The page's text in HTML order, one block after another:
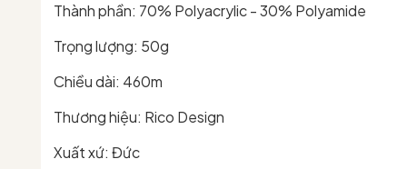
Thành phần: 70% Polyacrylic - 30% Polyamide
Trọng lượng: 50g
Chiều dài: 460m
Thương hiệu: Rico Design
Xuất xứ: Đức